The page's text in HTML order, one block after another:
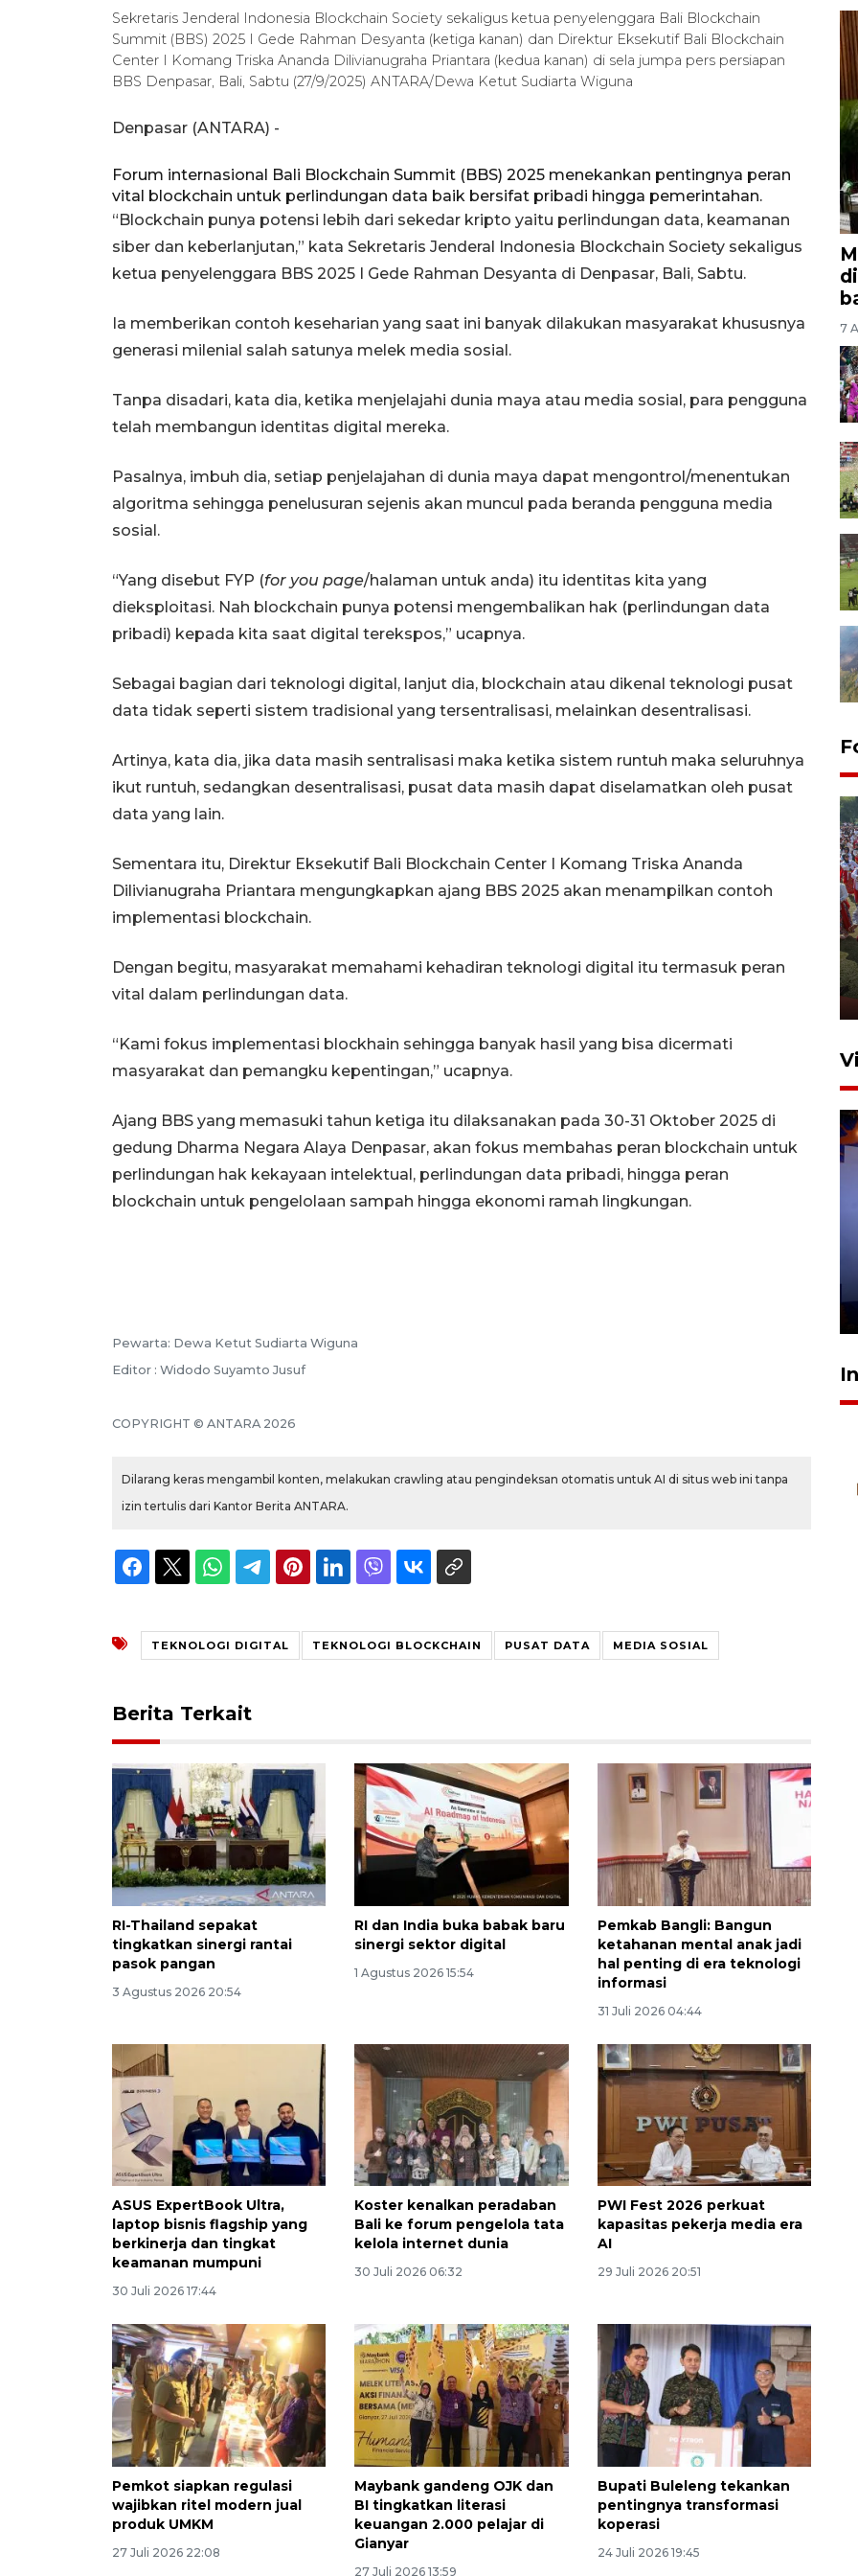
Sekretaris Jenderal Indonesia Blockchain Society sekaligus ketua penyelenggara Bali Blockchain
Summit (BBS) 2025 I Gede Rahman Desyanta (ketiga kanan) dan Direktur Eksekutif Bali Blockchain
Center I Komang Triska Ananda Dilivianugraha Priantara (kedua kanan) di sela jumpa pers persiapan
BBS Denpasar, Bali, Sabtu (27/9/2025) ANTARA/Dewa Ketut Sudiarta Wiguna
Denpasar (ANTARA) -
Forum internasional Bali Blockchain Summit (BBS) 2025 menekankan pentingnya peran
vital blockchain untuk perlindungan data baik bersifat pribadi hingga pemerintahan.
“Blockchain punya potensi lebih dari sekedar kripto yaitu perlindungan data, keamanan
siber dan keberlanjutan,” kata Sekretaris Jenderal Indonesia Blockchain Society sekaligus
ketua penyelenggara BBS 2025 I Gede Rahman Desyanta di Denpasar, Bali, Sabtu.
Ia memberikan contoh keseharian yang saat ini banyak dilakukan masyarakat khususnya
generasi milenial salah satunya melek media sosial.
Tanpa disadari, kata dia, ketika menjelajahi dunia maya atau media sosial, para pengguna
telah membangun identitas digital mereka.
Pasalnya, imbuh dia, setiap penjelajahan di dunia maya dapat mengontrol/menentukan
algoritma sehingga penelusuran sejenis akan muncul pada beranda pengguna media
sosial.
“Yang disebut FYP (for you page/halaman untuk anda) itu identitas kita yang
dieksploitasi. Nah blockchain punya potensi mengembalikan hak (perlindungan data
pribadi) kepada kita saat digital terekspos,” ucapnya.
Sebagai bagian dari teknologi digital, lanjut dia, blockchain atau dikenal teknologi pusat
data tidak seperti sistem tradisional yang tersentralisasi, melainkan desentralisasi.
Artinya, kata dia, jika data masih sentralisasi maka ketika sistem runtuh maka seluruhnya
ikut runtuh, sedangkan desentralisasi, pusat data masih dapat diselamatkan oleh pusat
data yang lain.
Sementara itu, Direktur Eksekutif Bali Blockchain Center I Komang Triska Ananda
Dilivianugraha Priantara mengungkapkan ajang BBS 2025 akan menampilkan contoh
implementasi blockchain.
Dengan begitu, masyarakat memahami kehadiran teknologi digital itu termasuk peran
vital dalam perlindungan data.
“Kami fokus implementasi blockhain sehingga banyak hasil yang bisa dicermati
masyarakat dan pemangku kepentingan,” ucapnya.
Ajang BBS yang memasuki tahun ketiga itu dilaksanakan pada 30-31 Oktober 2025 di
gedung Dharma Negara Alaya Denpasar, akan fokus membahas peran blockchain untuk
perlindungan hak kekayaan intelektual, perlindungan data pribadi, hingga peran
blockchain untuk pengelolaan sampah hingga ekonomi ramah lingkungan.
Pewarta: Dewa Ketut Sudiarta Wiguna
Editor : Widodo Suyamto Jusuf
COPYRIGHT © ANTARA 2026
Dilarang keras mengambil konten, melakukan crawling atau pengindeksan otomatis untuk AI di situs web ini tanpa
izin tertulis dari Kantor Berita ANTARA.
TEKNOLOGI DIGITAL TEKNOLOGI BLOCKCHAIN PUSAT DATA MEDIA SOSIAL
Berita Terkait
RI-Thailand sepakat
tingkatkan sinergi rantai
pasok pangan
3 Agustus 2026 20:54
RI dan India buka babak baru
sinergi sektor digital
1 Agustus 2026 15:54
Pemkab Bangli: Bangun
ketahanan mental anak jadi
hal penting di era teknologi
informasi
31 Juli 2026 04:44
ASUS ExpertBook Ultra,
laptop bisnis flagship yang
berkinerja dan tingkat
keamanan mumpuni
30 Juli 2026 17:44
Koster kenalkan peradaban
Bali ke forum pengelola tata
kelola internet dunia
30 Juli 2026 06:32
PWI Fest 2026 perkuat
kapasitas pekerja media era
AI
29 Juli 2026 20:51
Pemkot siapkan regulasi
wajibkan ritel modern jual
produk UMKM
27 Juli 2026 22:08
Maybank gandeng OJK dan
BI tingkatkan literasi
keuangan 2.000 pelajar di
Gianyar
27 Juli 2026 13:59
Bupati Buleleng tekankan
pentingnya transformasi
koperasi
24 Juli 2026 19:45
7
2026
SPHP jaga harga beras
2026-08-08 06:00:00